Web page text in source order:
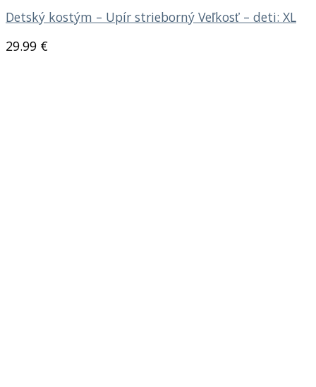
Detský kostým – Upír strieborný Veľkosť – deti: XL
29.99 €